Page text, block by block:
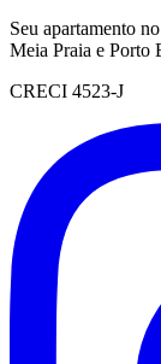
Seu apartamento
Meia Praia e Porto
CRECI 4523-J